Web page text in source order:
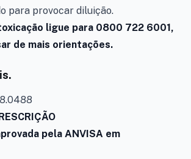
para provocar diluição.
ligue para 0800 722 6001,
de mais orientações.
pela ANVISA em